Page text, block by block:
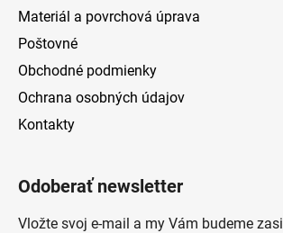
Materiál a povrchová úprava
Poštovné
Obchodné podmienky
Ochrana osobných údajov
Kontakty
Odoberať newsletter
Vložte svoj e-mail a my Vám budeme